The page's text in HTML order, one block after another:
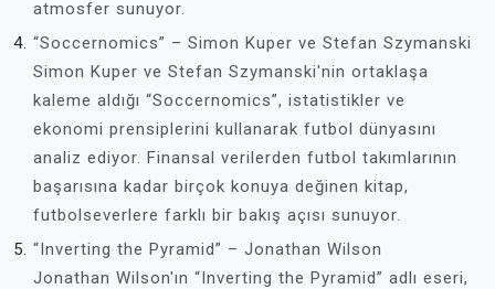
atmosfer sunuyor.
“Soccernomics” – Simon Kuper ve Stefan Szymanski
Simon Kuper ve Stefan Szymanski'nin ortaklaşa
kaleme aldığı “Soccernomics”, istatistikler ve
ekonomi prensiplerini kullanarak futbol dünyasını
analiz ediyor. Finansal verilerden futbol takımlarının
başarısına kadar birçok konuya değinen kitap,
futbolseverlere farklı bir bakış açısı sunuyor.
“Inverting the Pyramid” – Jonathan Wilson
Jonathan Wilson'ın “Inverting the Pyramid” adlı eseri,